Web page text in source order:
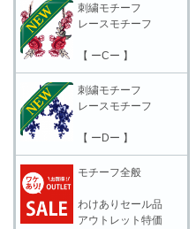
刺繍モチーフ
レースモチーフ
【 ーCー 】
刺繍モチーフ
レースモチーフ
【 ーDー 】
モチーフ全般
わけありセール品
アウトレット特価